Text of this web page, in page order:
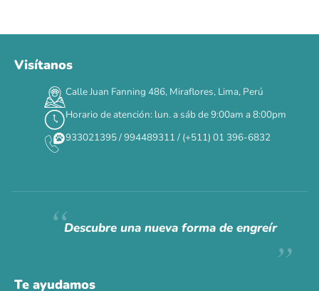
DÍAS HORAS MIN SEG
✕
Siempre fuimosraros.
Visítanos
Calle Juan Fanning 486, Miraflores, Lima, Perú
Horario de atención: lun. a sáb de 9:00am a 8:00pm
933021395 / 994489311 / (+511) 01 396-6832
Descubre una nueva forma de engreír
Te ayudamos